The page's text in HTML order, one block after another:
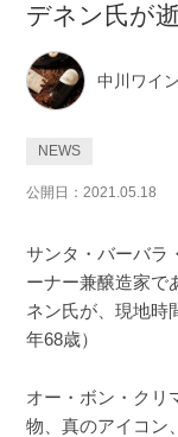
デネン氏が
中川ワイン
NEWS
公開日：2021.05.18
サンタ・バーバラ
ーナー兼醸造家で
ネン氏が、現地時
年68歳）
オー・ボン・クリ
物、真のアイコン